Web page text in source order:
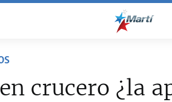
crucero ¿la